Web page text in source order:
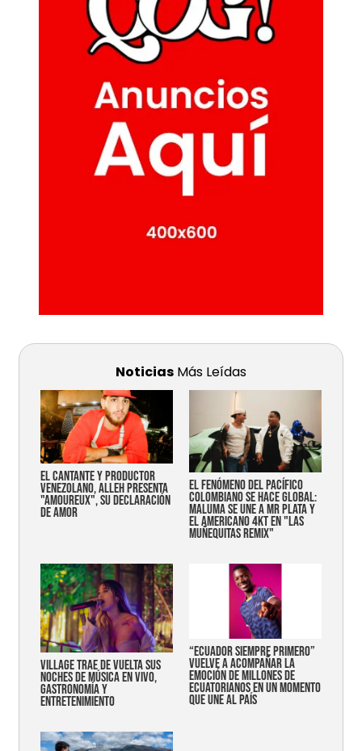
Noticias Más Leídas
EL CANTANTE Y PRODUCTOR
VENEZOLANO, ALLEH PRESENTA
"AMOUREUX", SU DECLARACIÓN
DE AMOR
EL FENÓMENO DEL PACÍFICO
COLOMBIANO SE HACE GLOBAL:
MALUMA SE UNE A MR PLATA Y
EL AMERICANO 4KT EN "LAS
MUÑEQUITAS REMIX"
Village trae de vuelta sus
noches de música en vivo,
gastronomía y
entretenimiento
“Ecuador siempre primero”
vuelve a acompañar la
emoción de millones de
ecuatorianos en un momento
que une al país